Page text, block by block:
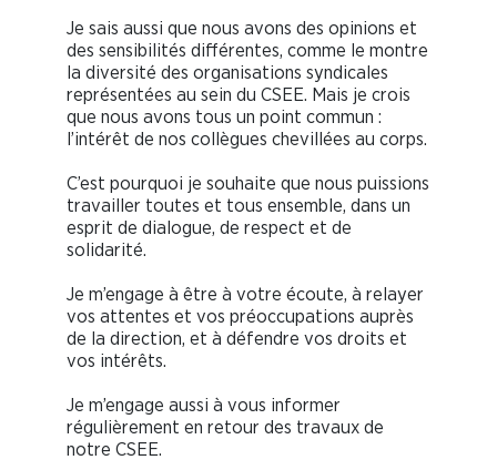
Je sais aussi que nous avons des opinions et
des sensibilités différentes, comme le montre
la diversité des organisations syndicales
représentées au sein du CSEE. Mais je crois
que nous avons tous un point commun :
l’intérêt de nos collègues chevillées au corps.
C’est pourquoi je souhaite que nous puissions
travailler toutes et tous ensemble, dans un
esprit de dialogue, de respect et de
solidarité.
Je m’engage à être à votre écoute, à relayer
vos attentes et vos préoccupations auprès
de la direction, et à défendre vos droits et
vos intérêts.
Je m’engage aussi à vous informer
régulièrement en retour des travaux de
notre CSEE.